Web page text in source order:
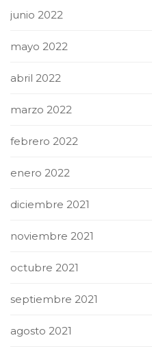
junio 2022
mayo 2022
abril 2022
marzo 2022
febrero 2022
enero 2022
diciembre 2021
noviembre 2021
octubre 2021
septiembre 2021
agosto 2021